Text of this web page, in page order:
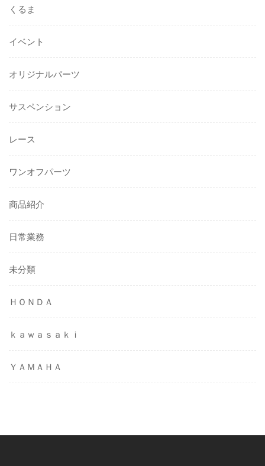
くるま
イベント
オリジナルパーツ
サスペンション
レース
ワンオフパーツ
商品紹介
日常業務
未分類
ＨＯＮＤＡ
ｋａｗａｓａｋｉ
ＹＡＭＡＨＡ